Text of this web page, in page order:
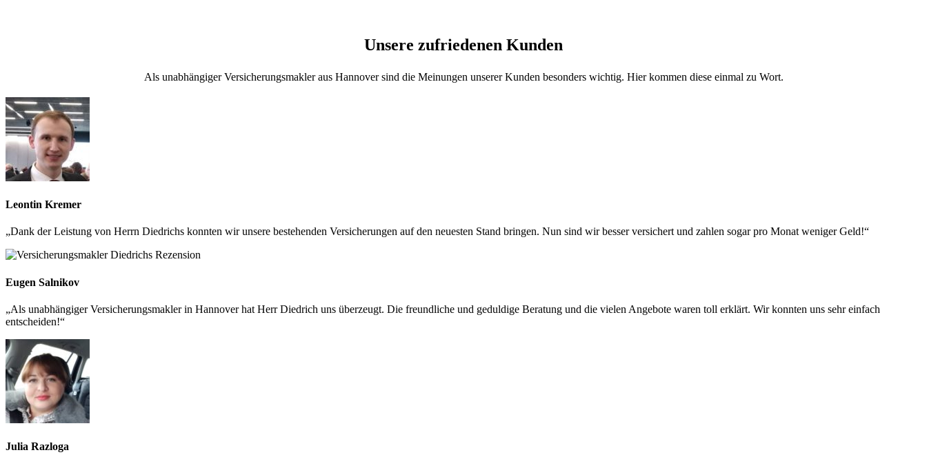
Unsere zufriedenen Kunden
Als unabhängiger Versicherungsmakler aus Hannover sind die Meinungen unserer Kunden besonders wichtig. Hier kommen diese einmal zu Wort.
Leontin Kremer
„Dank der Leistung von Herrn Diedrichs konnten wir unsere bestehenden Versicherungen auf den neuesten Stand bringen. Nun sind wir besser versichert und zahlen sogar pro Monat weniger Geld!“
Eugen Salnikov
„Als unabhängiger Versicherungsmakler in Hannover hat Herr Diedrich uns überzeugt. Die freundliche und geduldige Beratung und die vielen Angebote waren toll erklärt. Wir konnten uns sehr einfach
entscheiden!“
Julia Razloga